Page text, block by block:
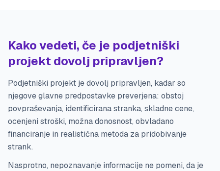
Kako vedeti, če je podjetniški
projekt dovolj pripravljen?
Podjetniški projekt je dovolj pripravljen, kadar so
njegove glavne predpostavke preverjena: obstoj
povpraševanja, identificirana stranka, skladne cene,
ocenjeni stroški, možna donosnost, obvladano
financiranje in realistična metoda za pridobivanje
strank.
Nasprotno, nepoznavanje informacije ne pomeni, da je